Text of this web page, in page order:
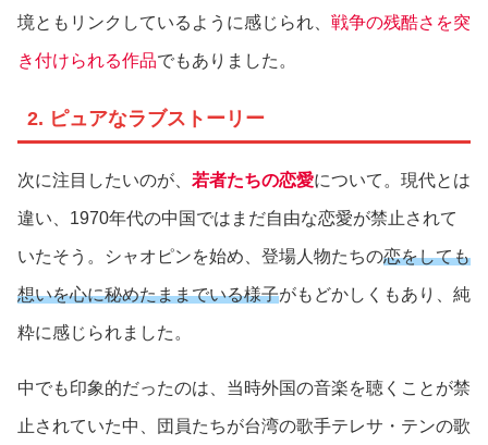
境ともリンクしているように感じられ、 戦争の残酷さを突
き付けられる作品でもありました。
2. ピュアなラブストーリー
次に注目したいのが、 若者たちの恋愛について。現代とは
違い、1970年代の中国ではまだ自由な恋愛が禁止されて
いたそう。シャオピンを始め、登場人物たちの恋をしても
想いを心に秘めたままでいる様子がもどかしくもあり、純
粋に感じられました。
中でも印象的だったのは、当時外国の音楽を聴くことが禁
止されていた中、団員たちが台湾の歌手テレサ・テンの歌